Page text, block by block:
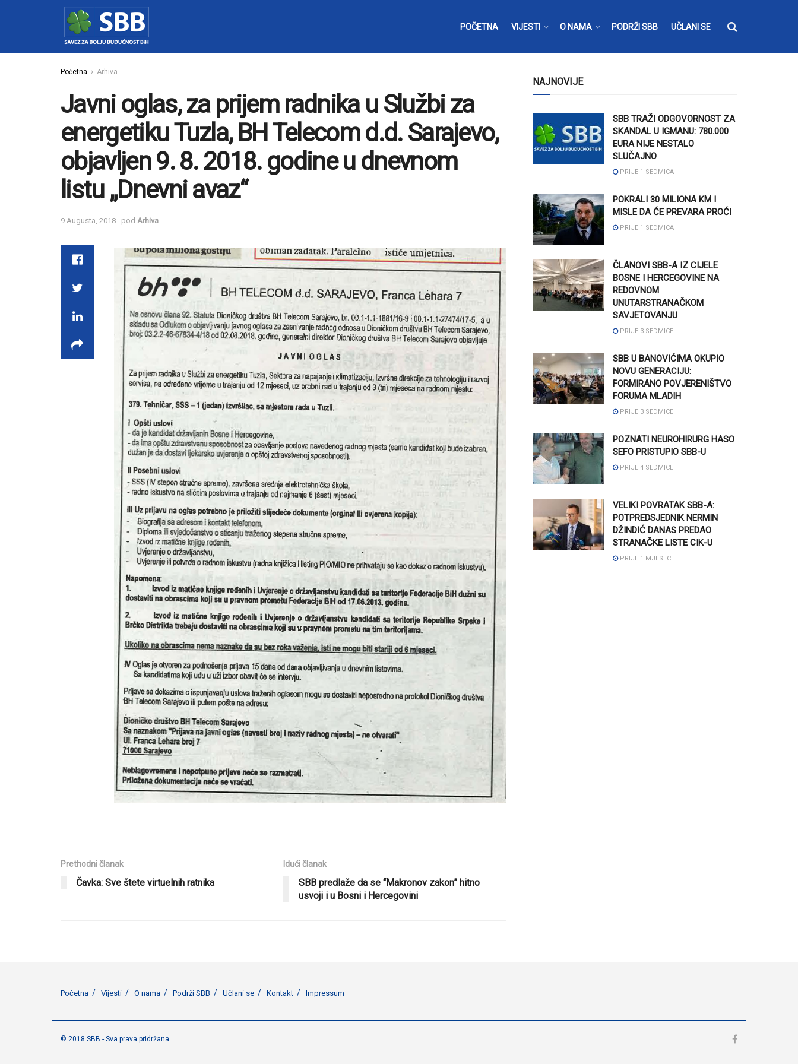
POČETNA VIJESTI O NAMA PODRŽI SBB UČLANI SE
Početna Arhiva
Javni oglas, za prijem radnika u Službi za
energetiku Tuzla, BH Telecom d.d. Sarajevo,
objavljen 9. 8. 2018. godine u dnevnom
listu „Dnevni avaz“
9 Augusta, 2018 pod Arhiva
Prethodni članak
Čavka: Sve štete virtuelnih ratnika
Idući članak
SBB predlaže da se “Makronov zakon” hitno
usvoji i u Bosni i Hercegovini
NAJNOVIJE
SBB TRAŽI ODGOVORNOST ZA
SKANDAL U IGMANU: 780.000
EURA NIJE NESTALO
SLUČAJNO
PRIJE 1 SEDMICA
POKRALI 30 MILIONA KM I
MISLE DA ĆE PREVARA PROĆI
PRIJE 1 SEDMICA
ČLANOVI SBB-A IZ CIJELE
BOSNE I HERCEGOVINE NA
REDOVNOM
UNUTARSTRANAČKOM
SAVJETOVANJU
PRIJE 3 SEDMICE
SBB U BANOVIĆIMA OKUPIO
NOVU GENERACIJU:
FORMIRANO POVJERENIŠTVO
FORUMA MLADIH
PRIJE 3 SEDMICE
POZNATI NEUROHIRURG HASO
SEFO PRISTUPIO SBB-U
PRIJE 4 SEDMICE
VELIKI POVRATAK SBB-A:
POTPREDSJEDNIK NERMIN
DŽINDIĆ DANAS PREDAO
STRANAČKE LISTE CIK-U
PRIJE 1 MJESEC
Početna Vijesti O nama Podrži SBB Učlani se Kontakt Impressum
© 2018 SBB - Sva prava pridržana